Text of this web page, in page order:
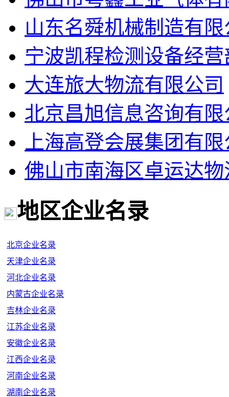
山东名舜机械制造有
宁波凯程检测设备经营
大连旅大物流有限公司
北京昌旭信息咨询有限
上海高登会展集团有
佛山市南海区卓运达物
地区企业名录
北京企业名录
天津企业名录
河北企业名录
内蒙古企业名录
吉林企业名录
江苏企业名录
安徽企业名录
江西企业名录
河南企业名录
湖南企业名录